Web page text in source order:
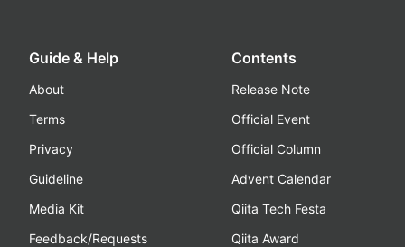
Guide & Help
About
Terms
Privacy
Guideline
Media Kit
Feedback/Requests
Contents
Release Note
Official Event
Official Column
Advent Calendar
Qiita Tech Festa
Qiita Award